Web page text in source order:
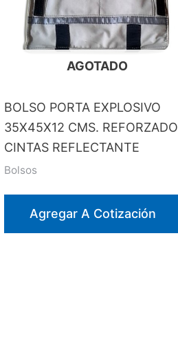
AGOTADO
BOLSO PORTA EXPLOSIVO
35X45X12 CMS. REFORZADO
CINTAS REFLECTANTE
Bolsos
Agregar A Cotización